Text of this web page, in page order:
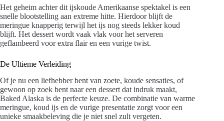
Het geheim achter dit ijskoude Amerikaanse spektakel is een
snelle blootstelling aan extreme hitte. Hierdoor blijft de
meringue knapperig terwijl het ijs nog steeds lekker koud
blijft. Het dessert wordt vaak vlak voor het serveren
geflambeerd voor extra flair en een vurige twist.
De Ultieme Verleiding
Of je nu een liefhebber bent van zoete, koude sensaties, of
gewoon op zoek bent naar een dessert dat indruk maakt,
Baked Alaska is de perfecte keuze. De combinatie van warme
meringue, koud ijs en de vurige presentatie zorgt voor een
unieke smaakbeleving die je niet snel zult vergeten.